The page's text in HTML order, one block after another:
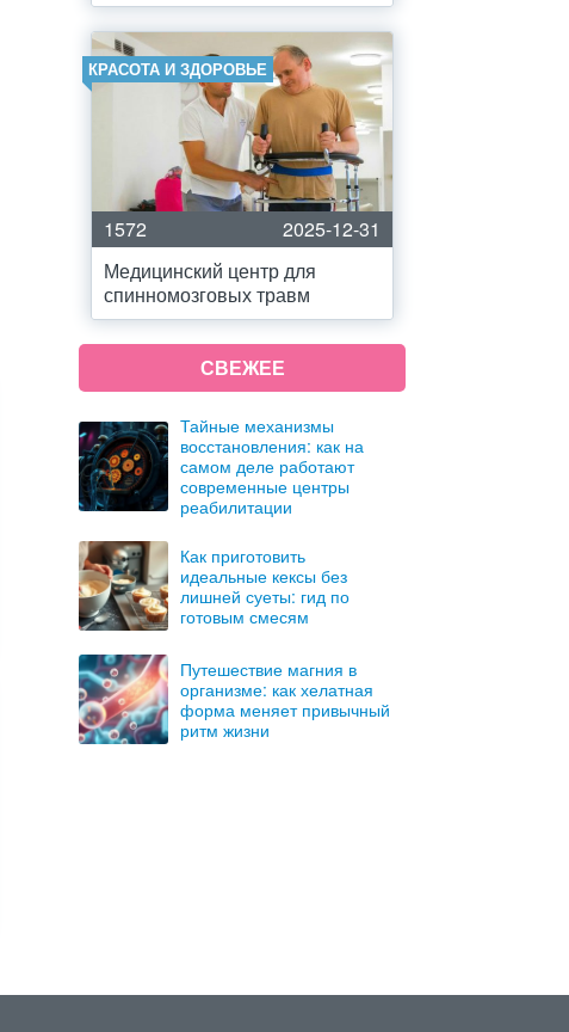
КРАСОТА И ЗДОРОВЬЕ
1572
2025-12-31
Медицинский центр для
спинномозговых травм
СВЕЖЕЕ
Тайные механизмы
восстановления: как на
самом деле работают
современные центры
реабилитации
Как приготовить
идеальные кексы без
лишней суеты: гид по
готовым смесям
Путешествие магния в
организме: как хелатная
форма меняет привычный
ритм жизни